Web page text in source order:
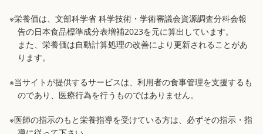
※栄養価は、文部科学省 科学技術・学術審議会資源調査分科会報
告の日本食品標準成分表増補2023を元に算出しています。
また、栄養価は自動計算処理の改善により更新されることがあ
ります。
※当サイトが提供するサービスは、利用者の食事管理を支援するも
のであり、医療行為を行うものではありません。
※医師の指示のもと栄養指導を受けている方は、必ずその指示・指